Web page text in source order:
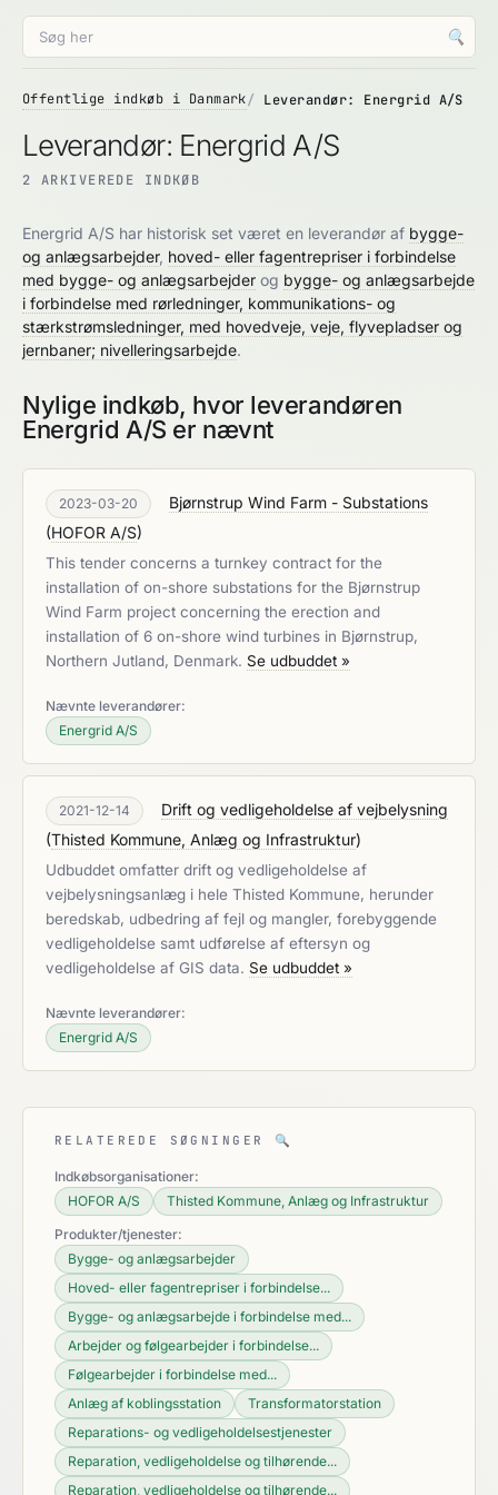
🔍
Offentlige indkøb i Danmark Leverandør: Energrid A/S
Leverandør: Energrid A/S
2 ARKIVEREDE INDKØB
Energrid A/S har historisk set været en leverandør af bygge-
og anlægsarbejder, hoved- eller fagentrepriser i forbindelse
med bygge- og anlægsarbejder og bygge- og anlægsarbejde
i forbindelse med rørledninger, kommunikations- og
stærkstrømsledninger, med hovedveje, veje, flyvepladser og
jernbaner; nivelleringsarbejde.
Nylige indkøb, hvor leverandøren
Energrid A/S er nævnt
2023-03-20
Bjørnstrup Wind Farm - Substations
(HOFOR A/S)
This tender concerns a turnkey contract for the
installation of on-shore substations for the Bjørnstrup
Wind Farm project concerning the erection and
installation of 6 on-shore wind turbines in Bjørnstrup,
Northern Jutland, Denmark. Se udbuddet »
Nævnte leverandører:
Energrid A/S
2021-12-14
Drift og vedligeholdelse af vejbelysning
(Thisted Kommune, Anlæg og Infrastruktur)
Udbuddet omfatter drift og vedligeholdelse af
vejbelysningsanlæg i hele Thisted Kommune, herunder
beredskab, udbedring af fejl og mangler, forebyggende
vedligeholdelse samt udførelse af eftersyn og
vedligeholdelse af GIS data. Se udbuddet »
Nævnte leverandører:
Energrid A/S
RELATEREDE SØGNINGER 🔍
Indkøbsorganisationer:
HOFOR A/S
Thisted Kommune, Anlæg og Infrastruktur
Produkter/tjenester:
Bygge- og anlægsarbejder
Hoved- eller fagentrepriser i forbindelse...
Bygge- og anlægsarbejde i forbindelse med...
Arbejder og følgearbejder i forbindelse...
Følgearbejder i forbindelse med...
Anlæg af koblingsstation
Transformatorstation
Reparations- og vedligeholdelsestjenester
Reparation, vedligeholdelse og tilhørende...
Reparation, vedligeholdelse og tilhørende...